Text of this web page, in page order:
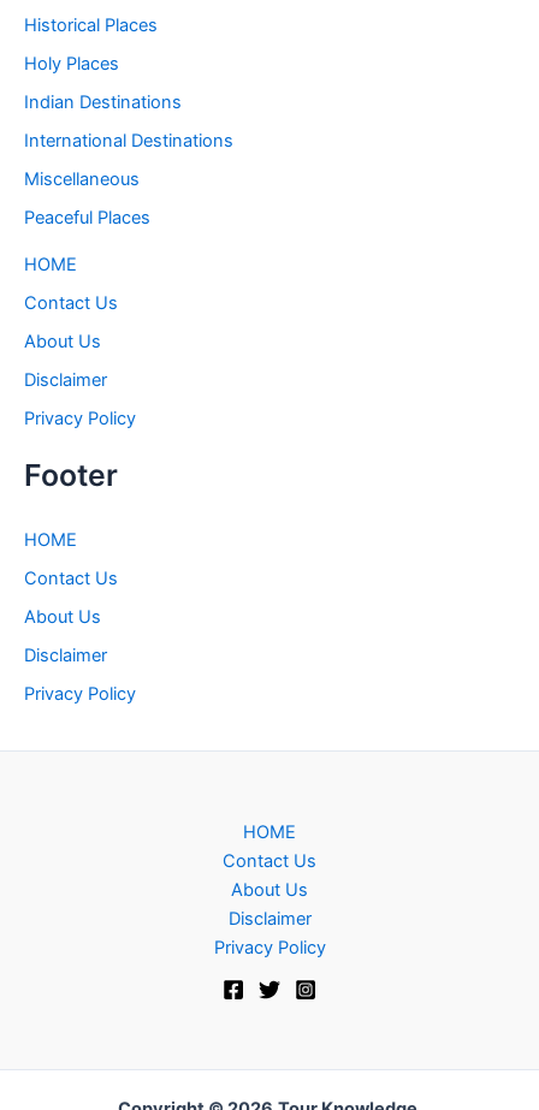
Historical Places
Holy Places
Indian Destinations
International Destinations
Miscellaneous
Peaceful Places
HOME
Contact Us
About Us
Disclaimer
Privacy Policy
Footer
HOME
Contact Us
About Us
Disclaimer
Privacy Policy
HOME
Contact Us
About Us
Disclaimer
Privacy Policy